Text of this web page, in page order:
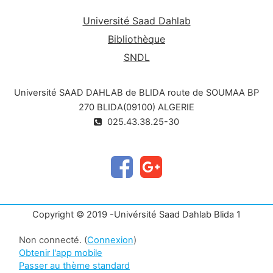
Université Saad Dahlab
Bibliothèque
SNDL
Université SAAD DAHLAB de BLIDA route de SOUMAA BP
270 BLIDA(09100) ALGERIE
025.43.38.25-30
Copyright © 2019 -Univérsité Saad Dahlab Blida 1
Non connecté. (Connexion)
Obtenir l'app mobile
Passer au thème standard